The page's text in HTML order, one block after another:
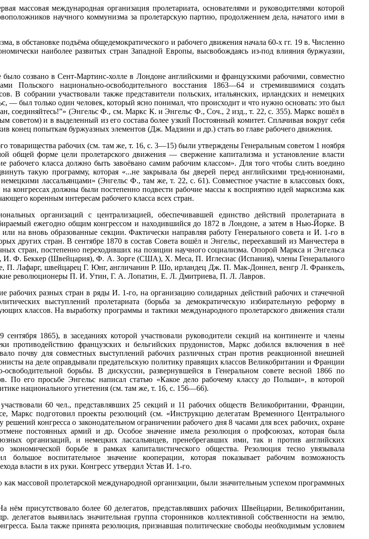
массовая международная организация пролетариата, основателями и руководителями которой
научного коммунизма за пролетарскую партию, продолжением дела, начатого ими в
в обстановке подъёма общедемократического и рабочего движения начала 60-х гг. 19 в. Численно
наиболее развитых стран Западной Европы, высвобождаясь из-под влияния буржуазии,
созвано в Сент-Мартинс-холле в Лондоне английскими и французскими рабочими, совместно
Польского национально-освободительного восстания 1863—64 и стремившимися создать
В собрании участвовали также представители польских, итальянских, ирландских и немецких
— был только один человек, который ясно понимал, что происходит и что нужно основать: это был
соединяйтесь!”» (Энгельс Ф., см. Маркс К. и Энгельс Ф., Соч., 2 изд., т. 22, с. 355). Маркс вошёл в
и в выделенный из его состава более узкий Постоянный комитет. Сплачивая вокруг себя
конец попыткам буржуазных элементов (Дж. Мадзини и др.) стать во главе рабочего движения.
рабочих (см. там же, т. 16, с. 3—15) были утверждены Генеральным советом 1 ноября
форме цели пролетарского движения — свержение капитализма и установление власти
класса должно быть завоёвано самим рабочим классом». Для того чтобы слить воедино
такую программу, которая «...не закрывала бы дверей перед английскими тред-юнионами,
лассальянцами» (Энгельс Ф., там же, т. 22, с. 61). Совместное участие в классовых боях,
конгрессах должны были постепенно подвести рабочие массы к восприятию идей марксизма как
коренным интересам рабочего класса всех стран.
организаций с централизацией, обеспечивавшей единство действий пролетариата в
ежегодно общим конгрессом и находившийся до 1872 в Лондоне, а затем в Нью-Йорке. В
на вновь образованные секции. Фактически направляя работу Генерального совета и И. 1-го в
других стран. В сентябре 1870 в состав Совета вошёл и Энгельс, переехавший из Манчестера в
стран, постепенно переходивших на позиции научного социализма. Опорой Маркса и Энгельса
И. Ф. Беккер (Швейцария), Ф. А. Зорге (США), Х. Меса, П. Иглесиас (Испания), члены Генерального
Лафарг, швейцарец Г. Юнг, англичанин Р. Шо, ирландец Дж. П. Мак-Доннел, венгр Л. Франкель,
революционеры П. И. Утин, Г. А. Лопатин, Е. Л. Дмитриева, П. Л. Лавров.
рабочих разных стран в ряды И. 1-го, на организацию солидарных действий рабочих и стачечной
выступлений пролетариата (борьба за демократическую избирательную реформу в
классов. На выработку программы и тактики международного пролетарского движения стали
1865), в заседаниях которой участвовали руководители секций на континенте и члены
противодействию французских и бельгийских прудонистов, Маркс добился включения в неё
почву для совместных выступлений рабочих различных стран против реакционной внешней
на деле оправдывали предательскую политику правящих классов Великобритании и Франции
борьбы. В дискуссии, развернувшейся в Генеральном совете весной 1866 по
По его просьбе Энгельс написал статью «Какое дело рабочему классу до Польши», в которой
национального угнетения (см. там же, т. 16, с. 156—66).
60 чел., представлявших 25 секций и 11 рабочих обществ Великобритании, Франции,
Маркс подготовил проекты резолюций (см. «Инструкцию делегатам Временного Центрального
конгресса о законодательном ограничении рабочего дня 8 часами для всех рабочих, охране
постоянных армий и др. Особое значение имела резолюция о профсоюзах, которая была
организаций, и немецких лассальянцев, пренебрегавших ими, так и против английских
борьбе в рамках капиталистического общества. Резолюция тесно увязывала
большое воспитательное значение кооперации, которая показывает рабочим возможность
власти в их руки. Конгресс утвердил Устав И. 1-го.
массовой пролетарской международной организации, были значительным успехом программных
присутствовало более 60 делегатов, представлявших рабочих Швейцарии, Великобритании,
выявилась значительная группа сторонников коллективной собственности на землю,
Была также принята резолюция, признавшая политические свободы необходимым условием